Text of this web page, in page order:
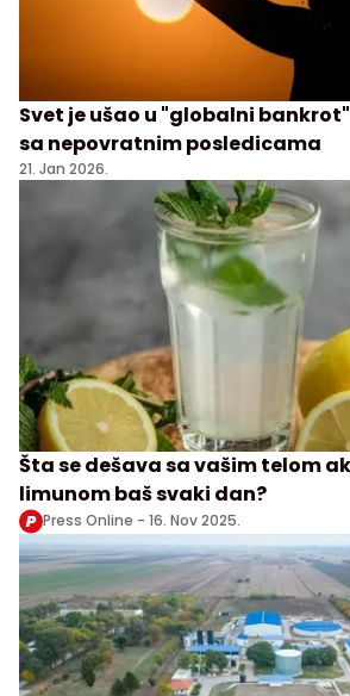
Svet je ušao u "globalni
sa nepovratnim posledicama
21. Jan 2026.
Šta se dešava sa vašim telom
limunom baš svaki dan?
Press Online - 16. Nov 2025.